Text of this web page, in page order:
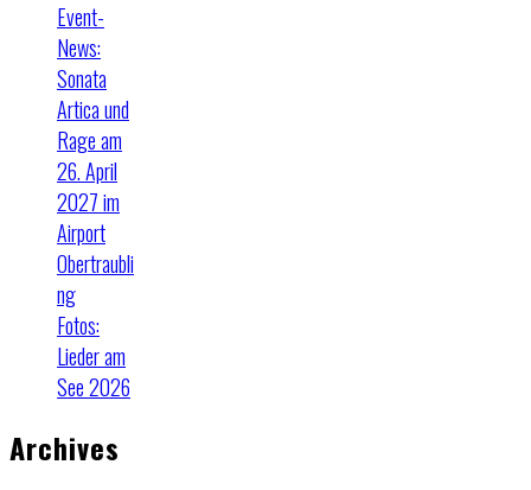
Event-
News:
Sonata
Artica und
Rage am
26. April
2027 im
Airport
Obertraubli
ng
Fotos:
Lieder am
See 2026
Archives